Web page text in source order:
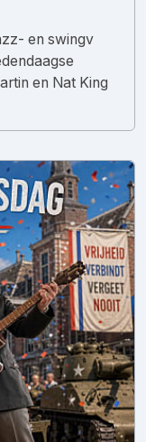
en swingv
en Nat King